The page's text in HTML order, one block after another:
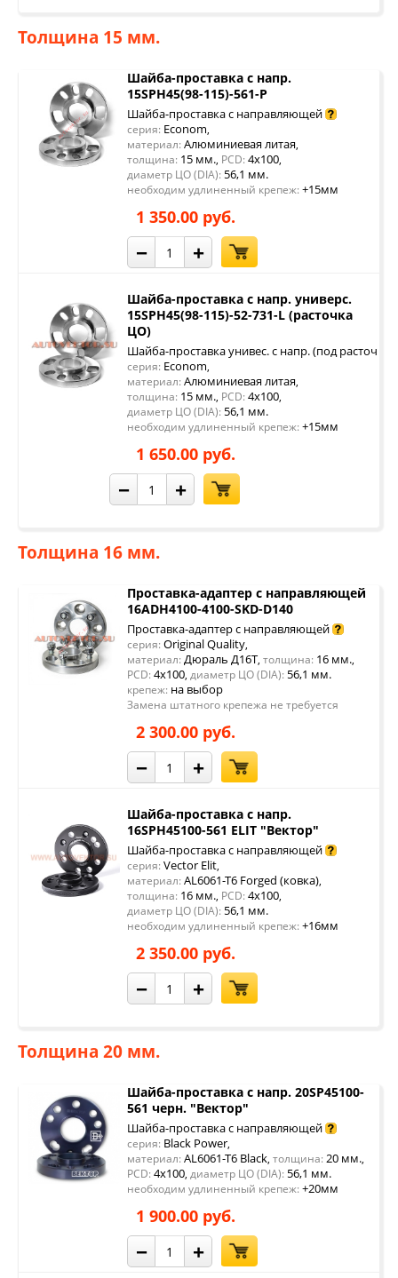
Толщина 15 мм.
Шайба-проставка с напр.
15SPH45(98-115)-561-P
Шайба-проставка с направляющей
серия: Econom,
материал: Алюминиевая литая,
толщина: 15 мм., PCD: 4x100,
диаметр ЦО (DIA): 56,1 мм.
необходим удлиненный крепеж: +15мм
1 350.00 руб.
− +
Шайба-проставка с напр. универс.
15SPH45(98-115)-52-731-L (расточка
ЦО)
Шайба-проставка унивес. с напр. (под расточку
серия: Econom,
материал: Алюминиевая литая,
толщина: 15 мм., PCD: 4x100,
диаметр ЦО (DIA): 56,1 мм.
необходим удлиненный крепеж: +15мм
1 650.00 руб.
− +
Толщина 16 мм.
Проставка-адаптер с направляющей
16ADH4100-4100-SKD-D140
Проставка-адаптер с направляющей
серия: Original Quality,
материал: Дюраль Д16Т, толщина: 16 мм.,
PCD: 4x100, диаметр ЦО (DIA): 56,1 мм.
крепеж: на выбор
Замена штатного крепежа не требуется
2 300.00 руб.
− +
Шайба-проставка с напр.
16SPH45100-561 ELIT "Вектор"
Шайба-проставка с направляющей
серия: Vector Elit,
материал: AL6061-T6 Forged (ковка),
толщина: 16 мм., PCD: 4x100,
диаметр ЦО (DIA): 56,1 мм.
необходим удлиненный крепеж: +16мм
2 350.00 руб.
− +
Толщина 20 мм.
Шайба-проставка с напр. 20SP45100-
561 черн. "Вектор"
Шайба-проставка с направляющей
серия: Black Power,
материал: AL6061-T6 Black, толщина: 20 мм.,
PCD: 4x100, диаметр ЦО (DIA): 56,1 мм.
необходим удлиненный крепеж: +20мм
1 900.00 руб.
− +